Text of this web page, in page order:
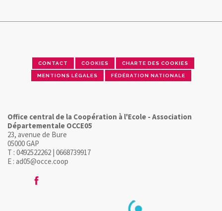
CONTACT COOKIES CHARTE DES COOKIES
MENTIONS LÉGALES FÉDÉRATION NATIONALE
Office central de la Coopération à l'Ecole - Association
Départementale OCCE05
23, avenue de Bure
05000 GAP
T : 0492522262 | 0668739917
E : ad05@occe.coop